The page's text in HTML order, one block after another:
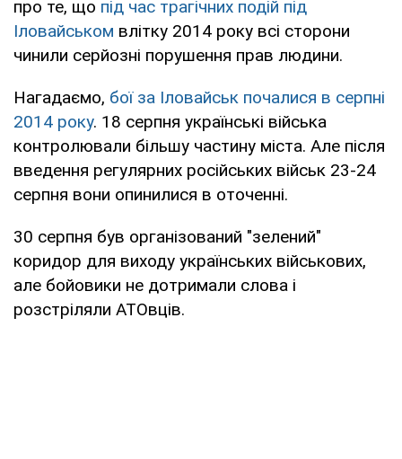
про те, що під час трагічних подій під
Іловайськом влітку 2014 року всі сторони
чинили серйозні порушення прав людини.
Нагадаємо, бої за Іловайськ почалися в серпні
2014 року. 18 серпня українські війська
контролювали більшу частину міста. Але після
введення регулярних російських військ 23-24
серпня вони опинилися в оточенні.
30 серпня був організований "зелений"
коридор для виходу українських військових,
але бойовики не дотримали слова і
розстріляли АТОвців.